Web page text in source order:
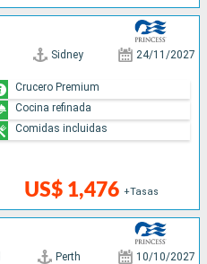
Sidney 24/11/2027
US$ 1,476 +Tasas
Crucero Premium
Cocina refinada
Comidas incluidas
Perth 10/10/2027